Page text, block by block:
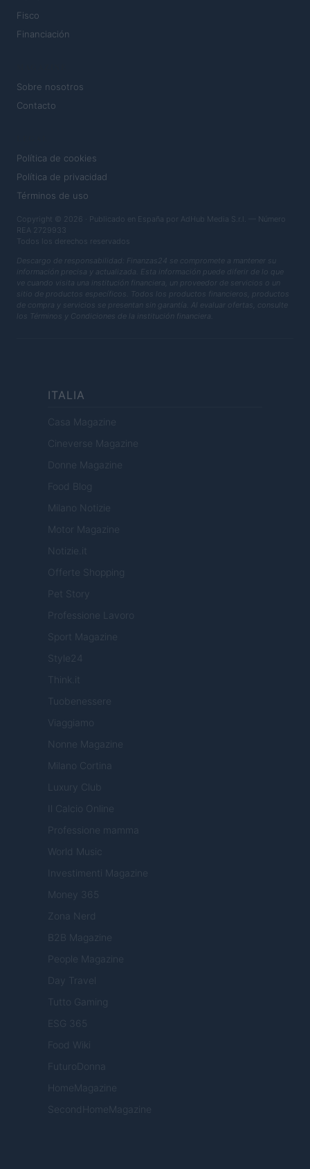
Fisco
Financiación
Sobre nosotros
Contacto
Política de cookies
Política de privacidad
Términos de uso
Copyright © 2026 · Publicado en España por AdHub Media S.r.l. — Número
REA 2729933
Todos los derechos reservados
Descargo de responsabilidad: Finanzas24 se compromete a mantener su
información precisa y actualizada. Esta información puede diferir de lo que
ve cuando visita una institución financiera, un proveedor de servicios o un
sitio de productos específicos. Todos los productos financieros, productos
de compra y servicios se presentan sin garantía. Al evaluar ofertas, consulte
los Términos y Condiciones de la institución financiera.
ITALIA
Casa Magazine
Cineverse Magazine
Donne Magazine
Food Blog
Milano Notizie
Motor Magazine
Notizie.it
Offerte Shopping
Pet Story
Professione Lavoro
Sport Magazine
Style24
Think.it
Tuobenessere
Viaggiamo
Nonne Magazine
Milano Cortina
Luxury Club
Il Calcio Online
Professione mamma
World Music
Investimenti Magazine
Money 365
Zona Nerd
B2B Magazine
People Magazine
Day Travel
Tutto Gaming
ESG 365
Food Wiki
FuturoDonna
HomeMagazine
SecondHomeMagazine